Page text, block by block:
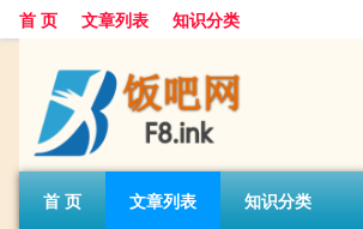
首 页 文章列表 知识分类
首 页 文章列表 知识分类